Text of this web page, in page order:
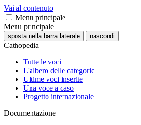
Vai al contenuto
Menu principale
Menu principale
sposta nella barra laterale nascondi
Cathopedia
Tutte le voci
L'albero delle categorie
Ultime voci inserite
Una voce a caso
Progetto internazionale
Documentazione